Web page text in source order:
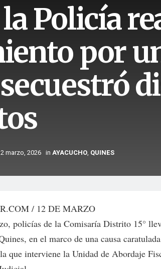
Policía
por
marzo, 2026 in AYACUCHO, QUINES
/ 12 DE MARZO
policías de la Comisaría Distrito 15°
en el marco de una causa caratulada
que interviene la Unidad de Abordaje